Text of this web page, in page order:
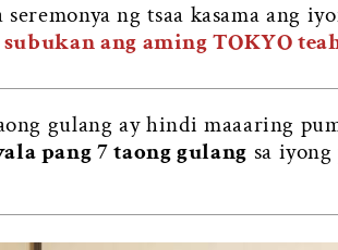
ng tsaa kasama ang
ang aming TOKYO
gulang ay hindi maaaring
pang 7 taong gulang sa